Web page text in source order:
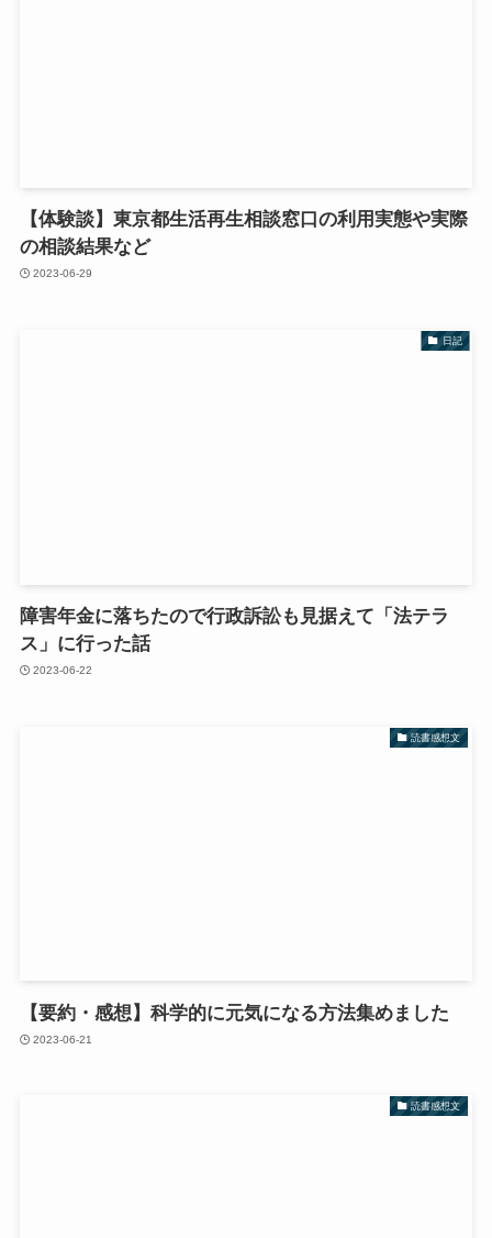
【体験談】東京都生活再生相談窓口の利用実態や実際
の相談結果など
2023-06-29
日記
障害年金に落ちたので行政訴訟も見据えて「法テラ
ス」に行った話
2023-06-22
読書感想文
【要約・感想】科学的に元気になる方法集めました
2023-06-21
読書感想文